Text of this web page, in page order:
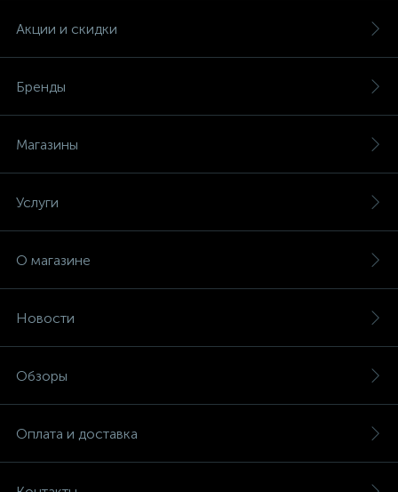
Акции и скидки
Бренды
Магазины
Услуги
О магазине
Новости
Обзоры
Оплата и доставка